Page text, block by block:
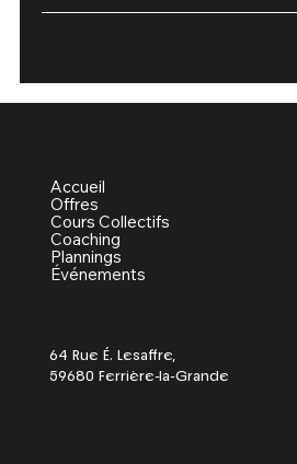
Accueil
Offres
Cours Collectifs
Coaching
Plannings
Événements
64 Rue É. Lesaffre,
59680 Ferrière-la-Grande